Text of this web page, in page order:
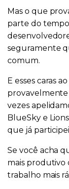
Mas o que
parte do
seguramente
comum.
E esses caras
provavelmente
vezes
BlueSky e
que já
Se você acha
mais produtivo
trabalho mais